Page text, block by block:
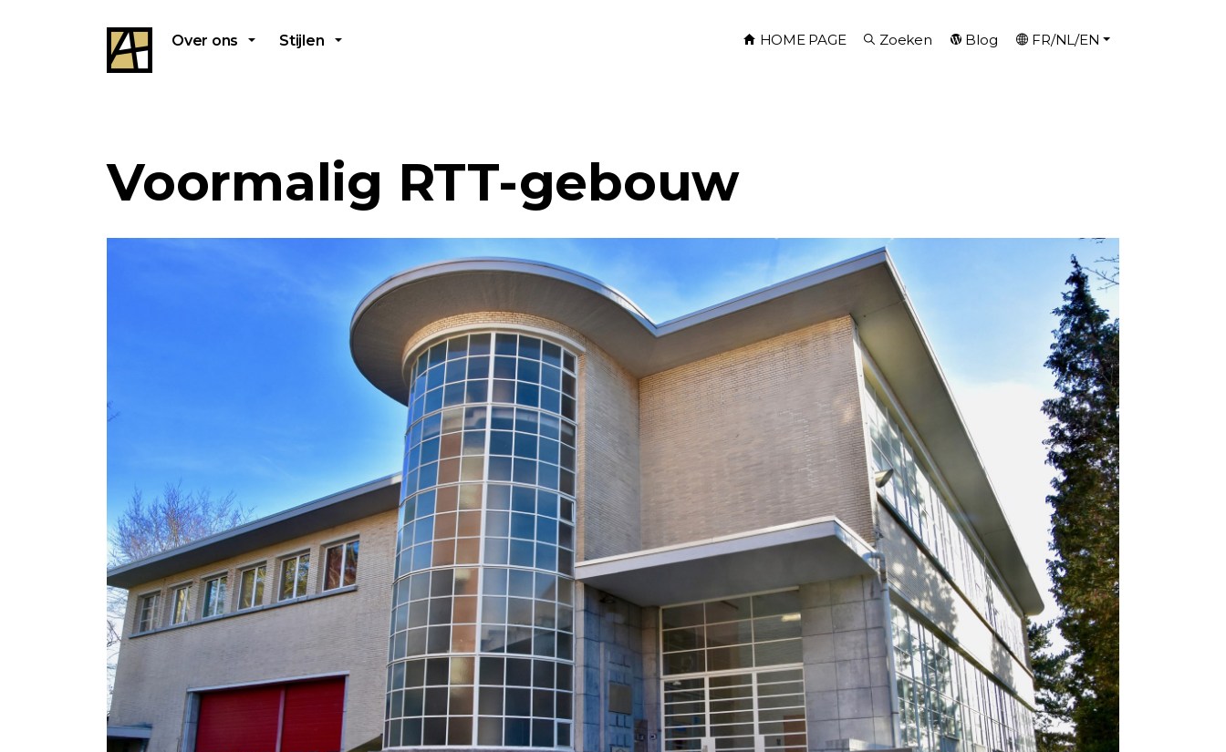
Over ons Stijlen HOME PAGE Zoeken Blog FR/NL/EN
Voormalig RTT-gebouw